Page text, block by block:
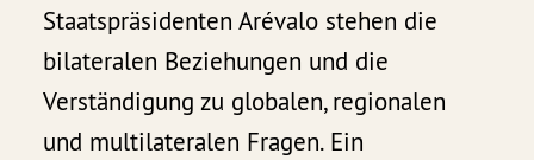
Staatspräsidenten Arévalo stehen die
bilateralen Beziehungen und die
Verständigung zu globalen, regionalen
und multilateralen Fragen. Ein